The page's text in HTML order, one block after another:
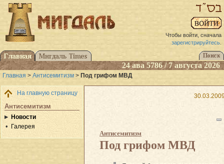
Чтобы войти, сначала
зарегистрируйтесь.
24 ава 5786 / 7 августа 2026
Главная > Антисемитизм > Под грифом МВД
На главную страницу
Антисемитизм
Новости
Галерея
Антисемитизм
Под грифом МВД